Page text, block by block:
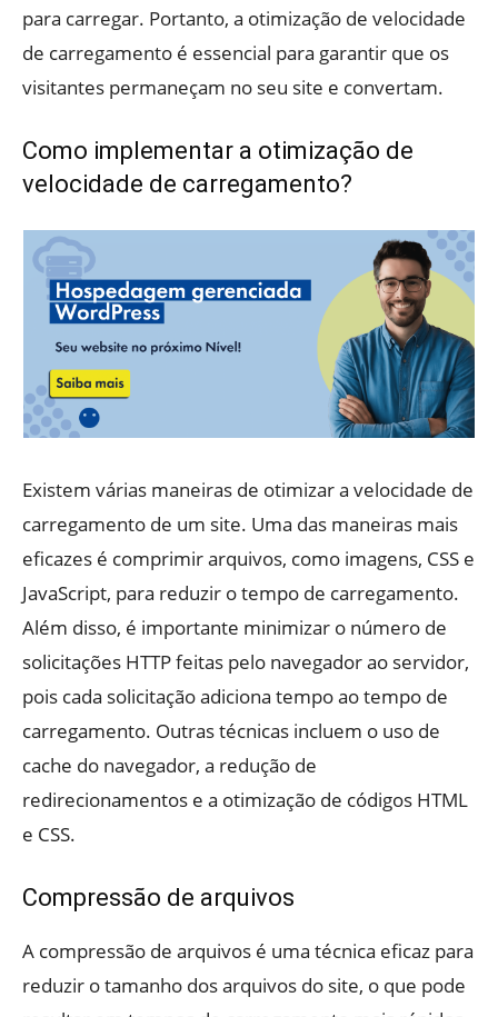
para carregar. Portanto, a otimização de velocidade
de carregamento é essencial para garantir que os
visitantes permaneçam no seu site e convertam.
Como implementar a otimização de
velocidade de carregamento?
Existem várias maneiras de otimizar a velocidade de
carregamento de um site. Uma das maneiras mais
eficazes é comprimir arquivos, como imagens, CSS e
JavaScript, para reduzir o tempo de carregamento.
Além disso, é importante minimizar o número de
solicitações HTTP feitas pelo navegador ao servidor,
pois cada solicitação adiciona tempo ao tempo de
carregamento. Outras técnicas incluem o uso de
cache do navegador, a redução de
redirecionamentos e a otimização de códigos HTML
e CSS.
Compressão de arquivos
A compressão de arquivos é uma técnica eficaz para
reduzir o tamanho dos arquivos do site, o que pode